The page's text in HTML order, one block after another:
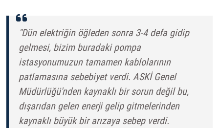
"Dün elektriğin öğleden sonra 3-4 defa gidip
gelmesi, bizim buradaki pompa
istasyonumuzun tamamen kablolarının
patlamasına sebebiyet verdi. ASKİ Genel
Müdürlüğü'nden kaynaklı bir sorun değil bu,
dışarıdan gelen enerji gelip gitmelerinden
kaynaklı büyük bir arızaya sebep verdi.